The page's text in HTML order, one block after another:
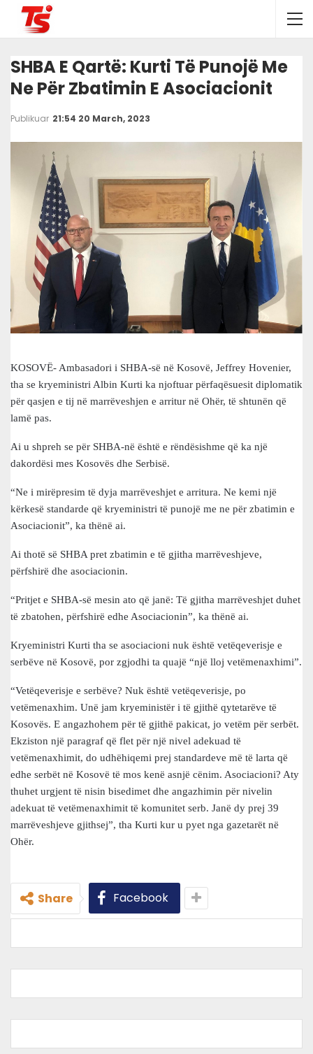
SHBA E Qartë: Kurti Të Punojë Me
Ne Për Zbatimin E Asociacionit
Publikuar 21:54 20 March, 2023
KOSOVË- Ambasadori i SHBA-së në Kosovë, Jeffrey Hovenier,
tha se kryeministri Albin Kurti ka njoftuar përfaqësuesit diplomatik
për qasjen e tij në marrëveshjen e arritur në Ohër, të shtunën që
lamë pas.
Ai u shpreh se për SHBA-në është e rëndësishme që ka një
dakordësi mes Kosovës dhe Serbisë.
“Ne i mirëpresim të dyja marrëveshjet e arritura. Ne kemi një
kërkesë standarde që kryeministri të punojë me ne për zbatimin e
Asociacionit”, ka thënë ai.
Ai thotë së SHBA pret zbatimin e të gjitha marrëveshjeve,
përfshirë dhe asociacionin.
“Pritjet e SHBA-së mesin ato që janë: Të gjitha marrëveshjet duhet
të zbatohen, përfshirë edhe Asociacionin”, ka thënë ai.
Kryeministri Kurti tha se asociacioni nuk është vetëqeverisje e
serbëve në Kosovë, por zgjodhi ta quajë “një lloj vetëmenaxhimi”.
“Vetëqeverisje e serbëve? Nuk është vetëqeverisje, po
vetëmenaxhim. Unë jam kryeministër i të gjithë qytetarëve të
Kosovës. E angazhohem për të gjithë pakicat, jo vetëm për serbët.
Ekziston një paragraf që flet për një nivel adekuad të
vetëmenaxhimit, do udhëhiqemi prej standardeve më të larta që
edhe serbët në Kosovë të mos kenë asnjë cënim. Asociacioni? Aty
thuhet urgjent të nisin bisedimet dhe angazhimin për nivelin
adekuat të vetëmenaxhimit të komunitet serb. Janë dy prej 39
marrëveshjeve gjithsej”, tha Kurti kur u pyet nga gazetarët në
Ohër.
Share Facebook